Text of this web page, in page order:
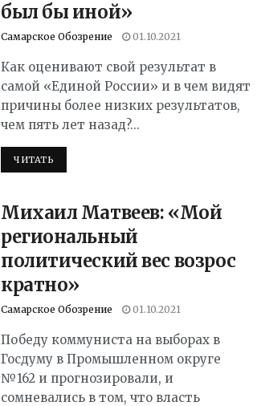
был бы иной»
Самарское Обозрение 01.10.2021
Как оценивают свой результат в
самой «Единой России» и в чем видят
причины более низких результатов,
чем пять лет назад?...
ЧИТАТЬ
Михаил Матвеев: «Мой
региональный
политический вес возрос
кратно»
Самарское Обозрение 01.10.2021
Победу коммуниста на выборах в
Госдуму в Промышленном округе
№162 и прогнозировали, и
сомневались в том, что власть